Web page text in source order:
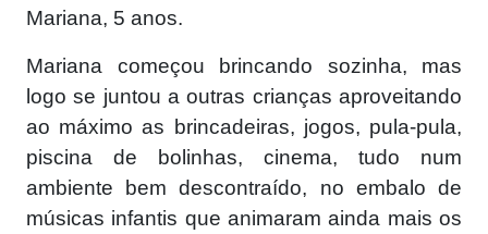
Mariana, 5 anos.
Mariana começou brincando sozinha, mas
logo se juntou a outras crianças aproveitando
ao máximo as brincadeiras, jogos, pula-pula,
piscina de bolinhas, cinema, tudo num
ambiente bem descontraído, no embalo de
músicas infantis que animaram ainda mais os